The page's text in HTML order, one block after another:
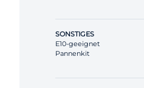
SONSTIGES
E10-geeignet
Pannenkit